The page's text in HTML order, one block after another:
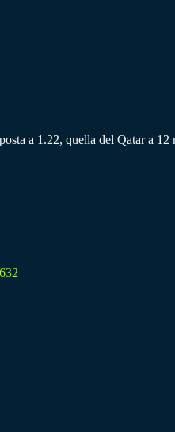
a 1.22, quella del Qatar a 12